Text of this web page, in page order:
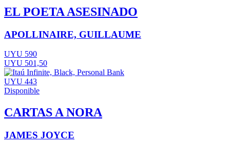
EL POETA ASESINADO
APOLLINAIRE, GUILLAUME
UYU 590
UYU 501,50
UYU 443
Disponible
CARTAS A NORA
JAMES JOYCE